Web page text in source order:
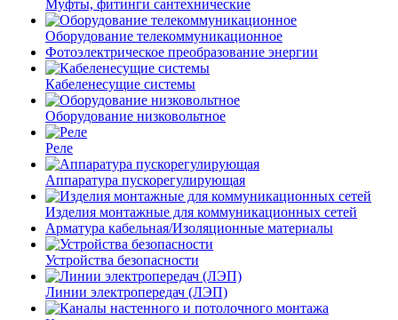
Муфты, фитинги сантехнические
Оборудование телекоммуникационное
Фотоэлектрическое преобразование энергии
Кабеленесущие системы
Оборудование низковольтное
Реле
Аппаратура пускорегулирующая
Изделия монтажные для коммуникационных сетей
Арматура кабельная/Изоляционные материалы
Устройства безопасности
Линии электропередач (ЛЭП)